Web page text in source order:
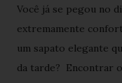
Você já se pegou no
extremamente
um sapato elegante
da tarde? Encontrar